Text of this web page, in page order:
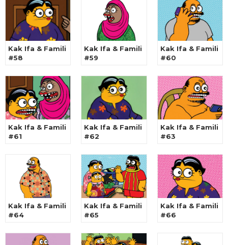
Kak Ifa & Famili
#58
Kak Ifa & Famili
#59
Kak Ifa & Famili
#60
Kak Ifa & Famili
#61
Kak Ifa & Famili
#62
Kak Ifa & Famili
#63
Kak Ifa & Famili
#64
Kak Ifa & Famili
#65
Kak Ifa & Famili
#66